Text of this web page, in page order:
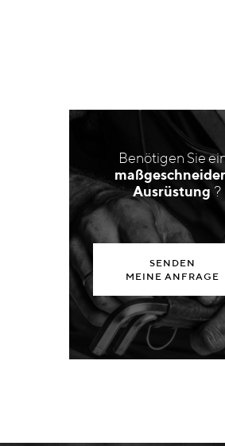
Benötigen Sie
Ausrüstung ?
SENDEN
MEINE ANFRAGE